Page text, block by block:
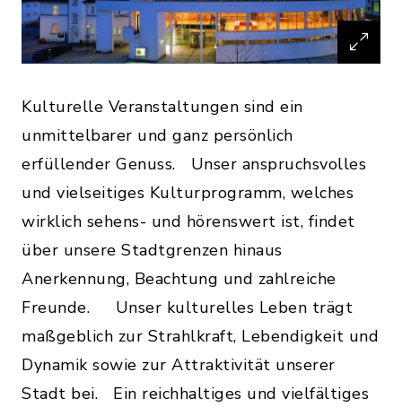
Kulturelle Veranstaltungen sind ein
unmittelbarer und ganz persönlich
erfüllender Genuss. Unser anspruchsvolles
und vielseitiges Kulturprogramm, welches
wirklich sehens- und hörenswert ist, findet
über unsere Stadtgrenzen hinaus
Anerkennung, Beachtung und zahlreiche
Freunde. Unser kulturelles Leben trägt
maßgeblich zur Strahlkraft, Lebendigkeit und
Dynamik sowie zur Attraktivität unserer
Stadt bei. Ein reichhaltiges und vielfältiges